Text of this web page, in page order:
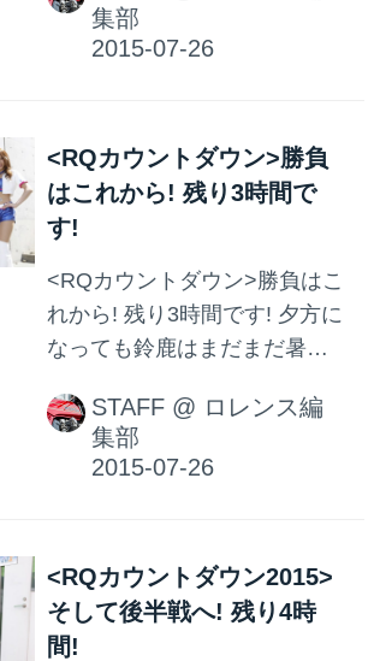
注目!集部
<RQカウントダウン>勝負
はこれから! 残り3時間で
す!
<RQカウントダウン>勝負はこ
れから! 残り3時間です! 夕方に
なっても鈴鹿はまだまだ暑い!
態の中、 残り3時間にどんなド
ラマがあるのか!? トップを走
っていたYAMAHA FACTORY
ど、まだまだ波乱がありそう...
STAFF @ ロレンス編
集部
<RQカウントダウン2015>
そして後半戦へ! 残り4時
間!